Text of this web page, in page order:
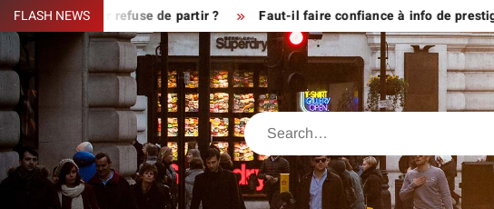
Skip
to
content
FLASH NEWS
le fermier refuse de partir ? Faut-il faire confiance à info de prestige
Search